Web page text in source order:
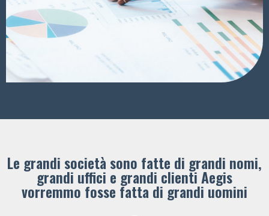
Le grandi società sono fatte di grandi nomi,
grandi uffici e grandi clienti ​Aegis
vorremmo fosse fatta di grandi uomini